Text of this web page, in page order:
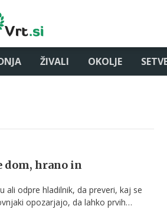
ŽIVALI OKOLJE
hrano in
ali odpre hladilnik, da preveri, kaj se
opozarjajo, da lahko prvih